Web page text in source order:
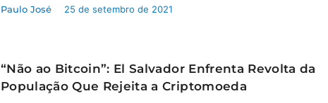
Paulo José 25 de setembro de 2021
“Não ao Bitcoin”: El Salvador Enfrenta Revolta da
População Que Rejeita a Criptomoeda